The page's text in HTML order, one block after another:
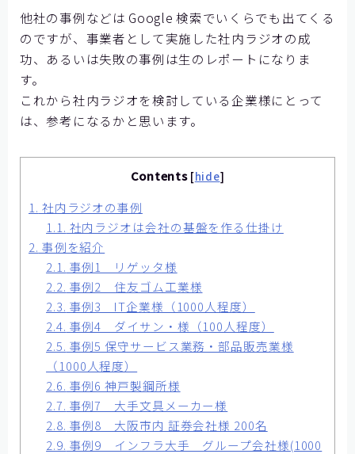
大阪ガスビジネスクリエイト様
【大阪ガスビジネスクリエイト様】
【株式会社リゲッタ様】
コミュニケーションの課題をデータで見る
よくあるご質問
お問い合わせ
他社の事例などは Google 検索でいくらでも出てくる
のですが、事業者として実施した社内ラジオの成
功、あるいは失敗の事例は生のレポートになりま
す。
これから社内ラジオを検討している企業様にとって
は、参考になるかと思います。
Contents [hide]
1. 社内ラジオの事例
1.1. 社内ラジオは会社の基盤を作る仕掛け
2. 事例を紹介
2.1. 事例1 リゲッタ様
2.2. 事例2 住友ゴム工業様
2.3. 事例3 IT企業様（1000人程度）
2.4. 事例4 ダイサン・様（100人程度）
2.5. 事例5 保守サービス業務・部品販売業様
（1000人程度）
2.6. 事例6 神戸製鋼所様
2.7. 事例7 大手文具メーカー様
2.8. 事例8 大阪市内 証券会社様 200名
2.9. 事例9 インフラ大手 グループ会社様(1000